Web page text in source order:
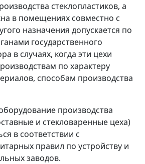
стеклопластиков, а
в помещениях совместно с
назначения допускается по
государственного
в случаях, когда эти цехи
по характеру
способам производства
производства
и стекловаренные цеха)
в соответствии с
правил по устройству и
заводов.